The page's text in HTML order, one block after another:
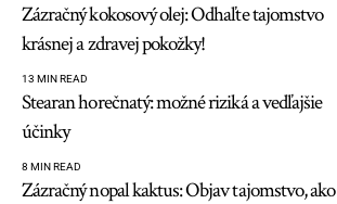
Zázračný kokosový olej: Odhaľte tajomstvo
krásnej a zdravej pokožky!
13 MIN READ
Stearan horečnatý: možné riziká a vedľajšie
účinky
8 MIN READ
Zázračný nopal kaktus: Objav tajomstvo, ako